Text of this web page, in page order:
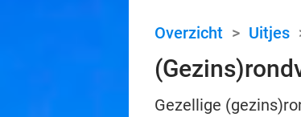
Overzicht > Uitjes
Gezellige